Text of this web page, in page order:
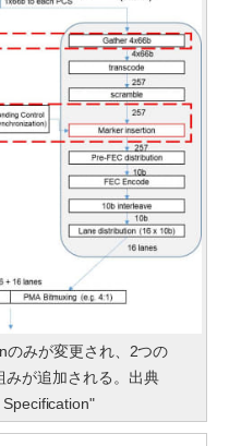
みが変更され、2つの
が追加される。出典